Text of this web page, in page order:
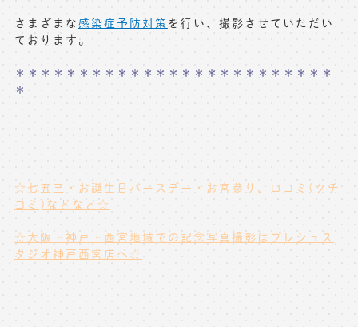
さまざまな感染症予防対策 を行い、撮影させていただい
ております。
＊＊＊＊＊＊＊＊＊＊＊＊＊＊＊＊＊＊＊＊＊＊＊＊＊
＊
☆七五三・お誕生日バースデー・お宮参り、口コミ(クチ
コミ)などなど☆
☆大阪・神戸・西宮地域での記念写真撮影はプレシュス
タジオ神戸西宮店へ☆